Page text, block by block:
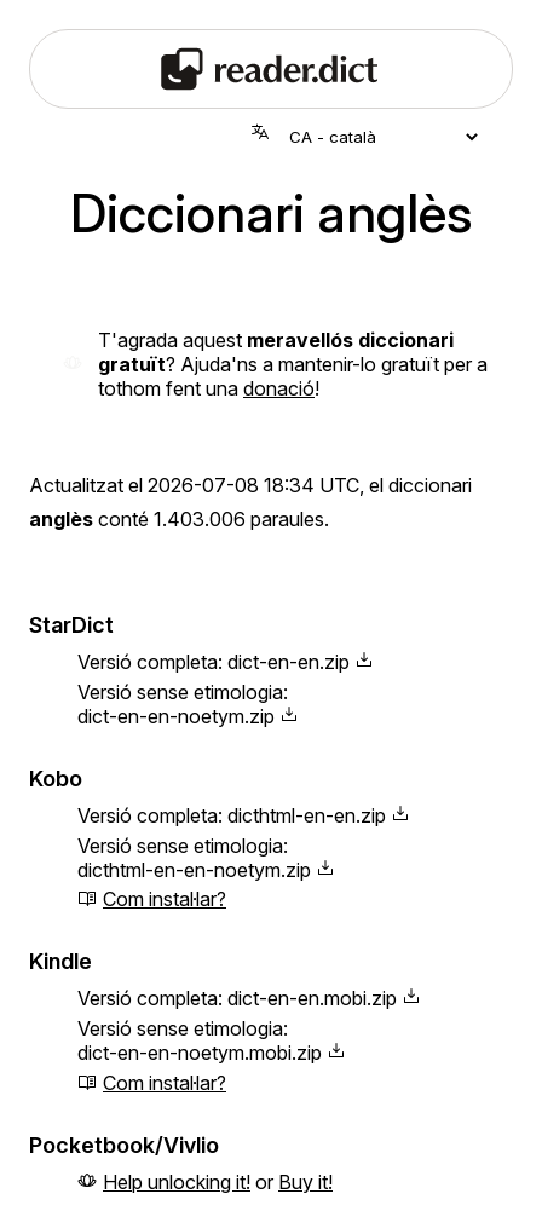
Diccionari anglès
T'agrada aquest meravellós diccionari
gratuït? Ajuda'ns a mantenir-lo gratuït per a
tothom fent una donació!
Actualitzat el 2026-07-08 18:34 UTC , el diccionari
anglès conté 1.403.006 paraules.
StarDict
Versió completa: dict-en-en.zip
Versió sense etimologia:
dict-en-en-noetym.zip
Kobo
Versió completa: dicthtml-en-en.zip
Versió sense etimologia:
dicthtml-en-en-noetym.zip
Com instal·lar?
Kindle
Versió completa: dict-en-en.mobi.zip
Versió sense etimologia:
dict-en-en-noetym.mobi.zip
Com instal·lar?
Pocketbook/Vivlio
Help unlocking it! or Buy it!